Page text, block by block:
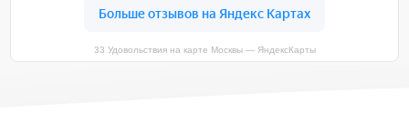
33 Удовольствия на карте Москвы — ЯндексКарты